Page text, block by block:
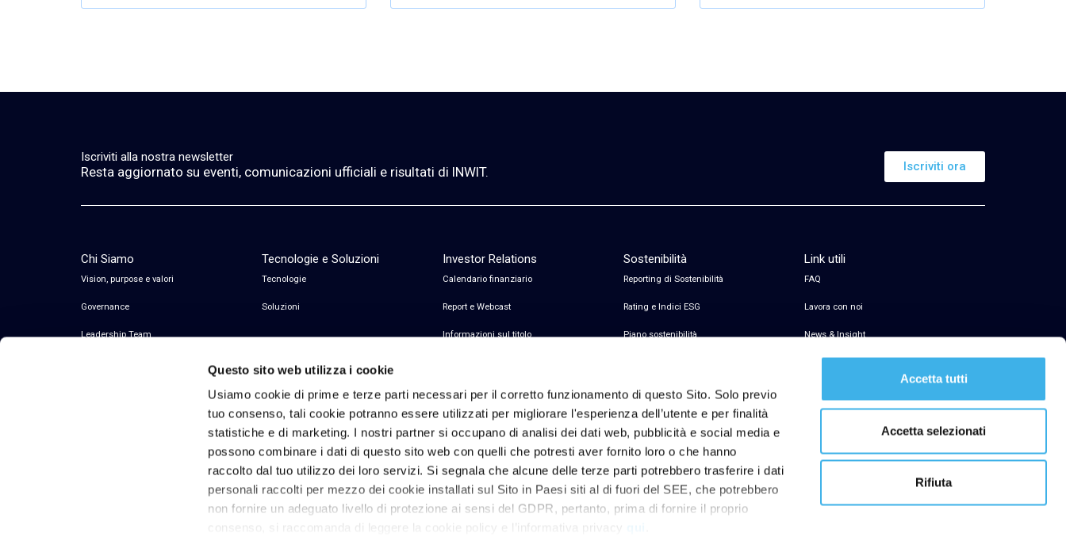
Questo sito web utilizza i cookie
Usiamo cookie di prime e terze parti necessari per il corretto funzionamento di questo Sito. Solo previo
tuo consenso, tali cookie potranno essere utilizzati per migliorare l'esperienza dell’utente e per finalità
statistiche e di marketing. I nostri partner si occupano di analisi dei dati web, pubblicità e social media e
possono combinare i dati di questo sito web con quelli che potresti aver fornito loro o che hanno
raccolto dal tuo utilizzo dei loro servizi. Si segnala che alcune delle terze parti potrebbero trasferire i dati
personali raccolti per mezzo dei cookie installati sul Sito in Paesi siti al di fuori del SEE, che potrebbero
non fornire un adeguato livello di protezione ai sensi del GDPR, pertanto, prima di fornire il proprio
consenso, si raccomanda di leggere la cookie policy e l’informativa privacy
Accetta tutti
Accetta selezionati
Rifiuta
Iscriviti alla nostra newsletter
Resta aggiornato su eventi, comunicazioni ufficiali e risultati di INWIT. Iscriviti ora
Chi Siamo
Vision, purpose e valori
Governance
Leadership Team
Tecnologie e Soluzioni
Tecnologie
Soluzioni
Investor Relations
Calendario finanziario
Report e Webcast
Informazioni sul titolo
Avvisi finanziari
Copertura Analisti e Consenso
Contatti Investor Relations
Sostenibilità
Reporting di Sostenibilità
Rating e Indici ESG
Piano sostenibilità
Link utili
FAQ
Lavora con noi
News & Insight
Servizio di firma elettronica
© 2026 Inwit – Infrastrutture Wireless Italiane
S.p.A. – All Rights Reserved Codice Fiscale e
Privacy & Cookie policy Note Legali Riferimenti Privacy Dichiarazione di accessibilità